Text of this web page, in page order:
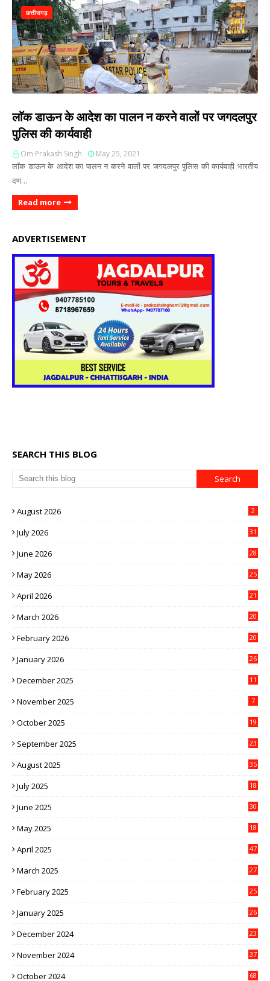
छत्तीसगढ़
लाॅक डाऊन के आदेश का पालन न करने वालों पर जगदलपुर
पुलिस की कार्यवाही
Om Prakash Singh May 25, 2021
लाॅक डाऊन के आदेश का पालन न करने वालों पर जगदलपुर पुलिस की कार्यवाही भारतीय
दण…
Read more
ADVERTISEMENT
SEARCH THIS BLOG
August 2026 2
July 2026 31
June 2026 28
May 2026 25
April 2026 21
March 2026 20
February 2026 20
January 2026 26
December 2025 11
November 2025 7
October 2025 19
September 2025 23
August 2025 35
July 2025 18
June 2025 30
May 2025 18
April 2025 47
March 2025 27
February 2025 25
January 2025 26
December 2024 23
November 2024 37
October 2024 68